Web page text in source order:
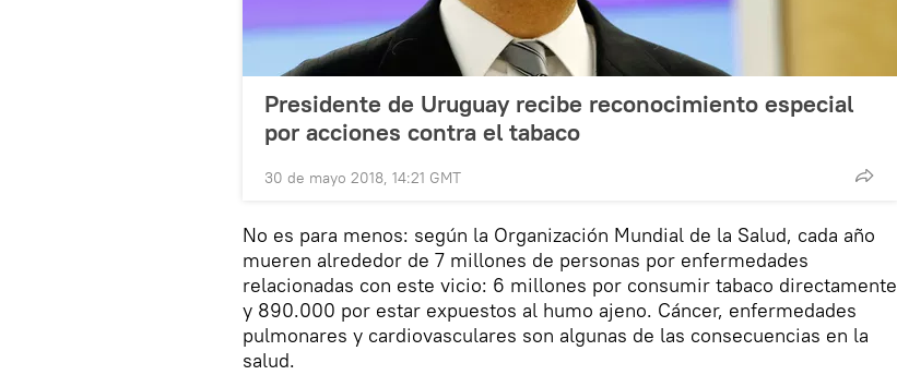
Presidente de Uruguay recibe reconocimiento especial
por acciones contra el tabaco
30 de mayo 2018, 14:21 GMT
No es para menos: según la Organización Mundial de la Salud, cada año
mueren alrededor de 7 millones de personas por enfermedades
relacionadas con este vicio: 6 millones por consumir tabaco directamente
y 890.000 por estar expuestos al humo ajeno. Cáncer, enfermedades
pulmonares y cardiovasculares son algunas de las consecuencias en la
salud.